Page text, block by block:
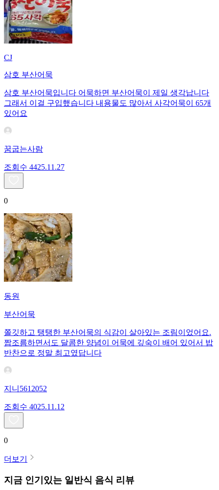
CJ
삼호 부산어묵
삼호 부산어묵입니다 어묵하면 부산어묵이 제일 생각납니다
그래서 이걸 구입했습니다 내용물도 많아서 사각어묵이 65개
있어요
꿈굽는사람
조회수 4425.11.27
0
동원
부산어묵
쫄깃하고 탱탱한 부산어묵의 식감이 살아있는 조림이었어요.
짭조름하면서도 달콤한 양념이 어묵에 깊숙이 배어 있어서 밥
반찬으로 정말 최고였답니다
지니5612052
조회수 4025.11.12
0
더보기
지금 인기있는 일반식 음식 리뷰